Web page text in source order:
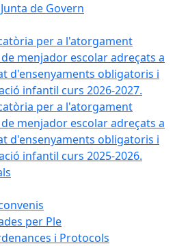
de Govern
per a l'atorgament
menjador escolar adreçats a
d'ensenyaments obligatoris i
infantil curs 2026-2027.
per a l'atorgament
menjador escolar adreçats a
d'ensenyaments obligatoris i
infantil curs 2025-2026.
per Ple
i Protocols